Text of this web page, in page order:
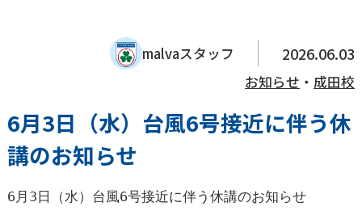
保護者の声
クラス紹介
コーチ紹介
malvaスタッフ 2026.06.03
お知らせ ・成田校
6月3日（水）台風6号接近に伴う休
講のお知らせ
6月3日（水）台風6号接近に伴う休講のお知らせ